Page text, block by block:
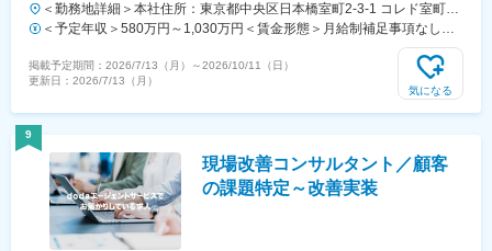
＜勤務地詳細＞本社住所：東京都中央区日本橋室町2-3-1 コレド室町2-
10F勤務地最寄駅：銀座線／三越駅受動喫煙対策：屋内喫煙可能場所あ
＜予定年収＞580万円～1,030万円＜賃金形態＞月給制補足事項なし＜
賃金内訳＞月額（基本給）：283,600円～531,140円固定残業手当/月：
109,300円～204,660円（固定残業時間45時間0分/月）超過した時間外
労働の残業手当は追加支給＜月給＞392,900円～735,800円（一律手当
通じて上下する可能性があります。月給(月額)は固定手当を含めた表記
です。
掲載予定期間： 2026/7/13（月） ～2026/10/11（日）
更新日： 2026/7/13（月）
気になる
9
現場改善コンサルタント／顧客
の課題特定～改善実装